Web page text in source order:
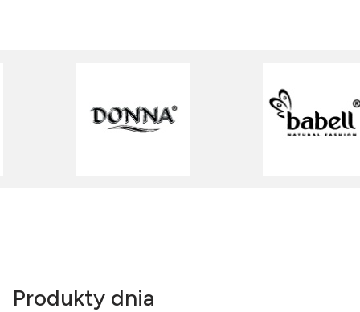
Produkty dnia